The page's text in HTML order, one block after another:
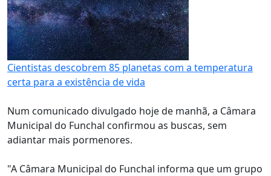
Cientistas descobrem 85 planetas com a temperatura
certa para a existência de vida
Num comunicado divulgado hoje de manhã, a Câmara
Municipal do Funchal confirmou as buscas, sem
adiantar mais pormenores.
"A Câmara Municipal do Funchal informa que um grupo